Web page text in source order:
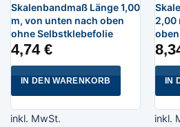
Skalenbandmaß Länge 1,00
m, von unten nach oben
ohne Selbstklebefolie
4,74 €
IN DEN WARENKORB
inkl. MwSt.
2,00
IN
inkl.